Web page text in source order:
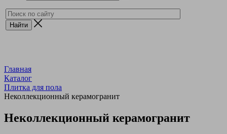
Главная
Каталог
Плитка для пола
Неколлекционный керамогранит
Неколлекционный керамогранит